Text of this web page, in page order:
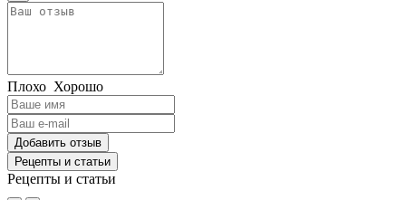
Плохо Хорошо
Добавить отзыв
Рецепты и статьи
Рецепты и статьи